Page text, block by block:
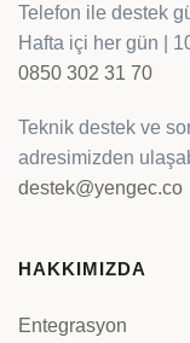
Telefon ile destek
Hafta içi her gün |
0850 302 31 70
Teknik destek ve
adresimizden
destek@yengec.co
HAKKIMIZDA
Entegrasyon